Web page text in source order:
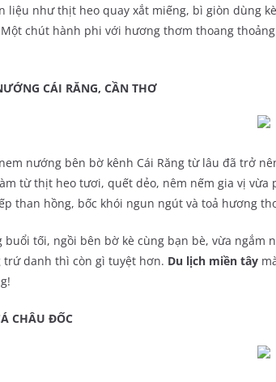
liệu như thịt heo quay xắt miếng, bì giòn dùng
chút hành phi với hương thơm thoang
CÁI RĂNG, CẦN THƠ
nướng bên bờ kênh Cái Răng từ lâu đã trở
từ thịt heo tươi, quết dẻo, nêm nếm gia vị
than hồng, bốc khói ngun ngút và toả hương
buổi tối, ngồi bên bờ kè cùng bạn bè, vừa
trứ danh thì còn gì tuyệt hơn. Du lịch miền tây
CHÂU ĐỐC